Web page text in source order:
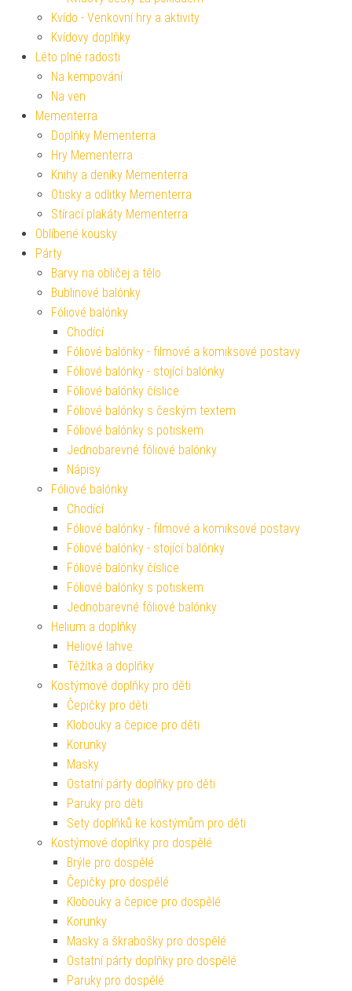
Kvído - Venkovní hry a aktivity
Kvídovy doplňky
Léto plné radosti
Na kempování
Na ven
Mementerra
Doplňky Mementerra
Hry Mementerra
Knihy a deníky Mementerra
Otisky a odlitky Mementerra
Stírací plakáty Mementerra
Oblíbené kousky
Párty
Barvy na obličej a tělo
Bublinové balónky
Fóliové balónky
Chodící
Fóliové balónky - filmové a komiksové postavy
Fóliové balónky - stojící balónky
Fóliové balónky číslice
Fóliové balónky s českým textem
Fóliové balónky s potiskem
Jednobarevné fóliové balónky
Nápisy
Fóliové balónky
Chodící
Fóliové balónky - filmové a komiksové postavy
Fóliové balónky - stojící balónky
Fóliové balónky číslice
Fóliové balónky s potiskem
Jednobarevné fóliové balónky
Helium a doplňky
Heliové lahve
Těžítka a doplňky
Kostýmové doplňky pro děti
Čepičky pro děti
Klobouky a čepice pro děti
Korunky
Masky
Ostatní párty doplňky pro děti
Paruky pro děti
Sety doplňků ke kostýmům pro děti
Kostýmové doplňky pro dospělé
Brýle pro dospělé
Čepičky pro dospělé
Klobouky a čepice pro dospělé
Korunky
Masky a škrabošky pro dospělé
Ostatní párty doplňky pro dospělé
Paruky pro dospělé